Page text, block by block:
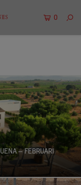
0
– FEBRUARI